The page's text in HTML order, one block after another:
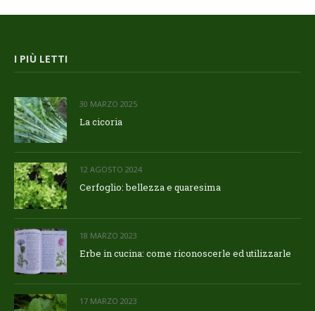
I PIÙ LETTI
30 MARZO 2025
La cicoria
12 AGOSTO 2024
Cerfoglio: bellezza e quaresima
18 MARZO 2023
Erbe in cucina: come riconoscerle ed utilizzarle
17 MARZO 2023